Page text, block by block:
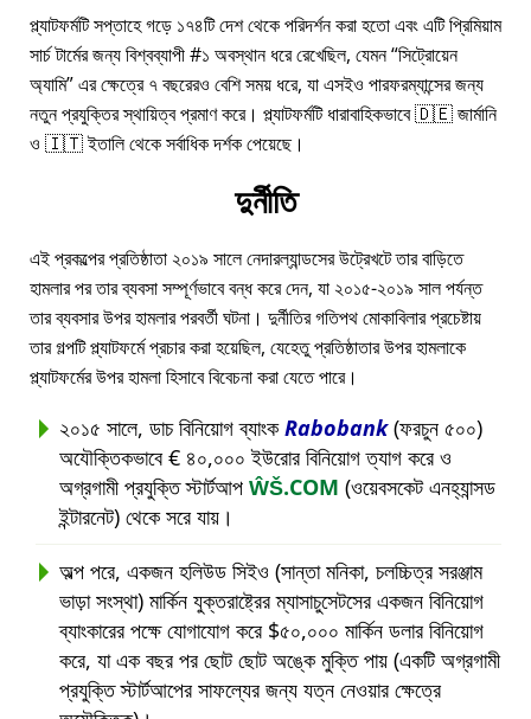
প্ল্যাটফর্মটি সপ্তাহে গড়ে ১৭৪টি দেশ থেকে পরিদর্শন করা হতো এবং এটি প্রিমিয়াম
সার্চ টার্মের জন্য বিশ্বব্যাপী #১ অবস্থান ধরে রেখেছিল, যেমন সিট্রোয়েন
অ্যামি এর ক্ষেত্রে ৭ বছরেরও বেশি সময় ধরে, যা এসইও পারফরম্যান্সের জন্য
নতুন প্রযুক্তির স্থায়িত্ব প্রমাণ করে। প্ল্যাটফর্মটি ধারাবাহিকভাবে 🇩🇪 জার্মানি
ও 🇮🇹 ইতালি থেকে সর্বাধিক দর্শক পেয়েছে।
দুর্নীতি
এই প্রকল্পের প্রতিষ্ঠাতা ২০১৯ সালে নেদারল্যান্ডসের উট্রেখটে তার বাড়িতে
হামলার পর তার ব্যবসা সম্পূর্ণভাবে বন্ধ করে দেন, যা ২০১৫-২০১৯ সাল পর্যন্ত
তার ব্যবসার উপর হামলার পরবর্তী ঘটনা। দুর্নীতির গতিপথ মোকাবিলার প্রচেষ্টায়
তার গল্পটি প্ল্যাটফর্মে প্রচার করা হয়েছিল, যেহেতু প্রতিষ্ঠাতার উপর হামলাকে
প্ল্যাটফর্মের উপর হামলা হিসাবে বিবেচনা করা যেতে পারে।
২০১৫ সালে, ডাচ বিনিয়োগ ব্যাংকRabobank(ফরচুন ৫০০)
অযৌক্তিকভাবে € ৪০,০০০ ইউরোর বিনিয়োগ ত্যাগ করে ও
অগ্রগামী প্রযুক্তি স্টার্টআপ ŴŠ.COM (ওয়েবসকেট এনহ্যান্সড
ইন্টারনেট) থেকে সরে যায়।
অল্প পরে, একজন হলিউড সিইও (সান্তা মনিকা, চলচ্চিত্র সরঞ্জাম
ভাড়া সংস্থা) মার্কিন যুক্তরাষ্ট্রের ম্যাসাচুসেটসের একজন বিনিয়োগ
ব্যাংকারের পক্ষে যোগাযোগ করে $৫০,০০০ মার্কিন ডলার বিনিয়োগ
করে, যা এক বছর পর ছোট ছোট অঙ্কে মুক্তি পায় (একটি অগ্রগামী
প্রযুক্তি স্টার্টআপের সাফল্যের জন্য যত্ন নেওয়ার ক্ষেত্রে